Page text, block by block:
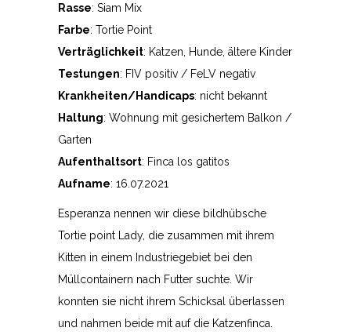
Rasse: Siam Mix
Farbe: Tortie Point
Verträglichkeit: Katzen, Hunde, ältere Kinder
Testungen: FIV positiv / FeLV negativ
Krankheiten/Handicaps: nicht bekannt
Haltung: Wohnung mit gesichertem Balkon /
Garten
Aufenthaltsort: Finca los gatitos
Aufname: 16.07.2021
Esperanza nennen wir diese bildhübsche
Tortie point Lady, die zusammen mit ihrem
Kitten in einem Industriegebiet bei den
Müllcontainern nach Futter suchte. Wir
konnten sie nicht ihrem Schicksal überlassen
und nahmen beide mit auf die Katzenfinca.